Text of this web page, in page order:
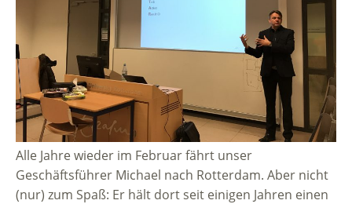
Alle Jahre wieder im Februar fährt unser
Geschäftsführer Michael nach Rotterdam. Aber nicht
(nur) zum Spaß: Er hält dort seit einigen Jahren einen